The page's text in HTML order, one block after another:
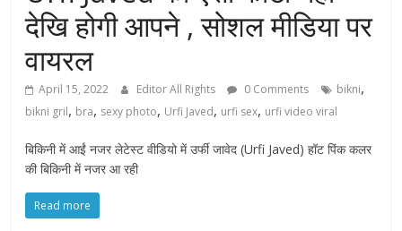
देखि होगी आपने , सोशल मीडिया पर
वायरल
April 15, 2022 Editor All Rights 0 Comments bikni,
bikni gril, bra, sexy photo, Urfi Javed, urfi sex, urfi video viral
बिकिनी में आईं नजर लेटेस्ट वीडियो में उर्फी जावेद (Urfi Javed) हॉट पिंक कलर
की बिकिनी में नजर आ रही
Read more